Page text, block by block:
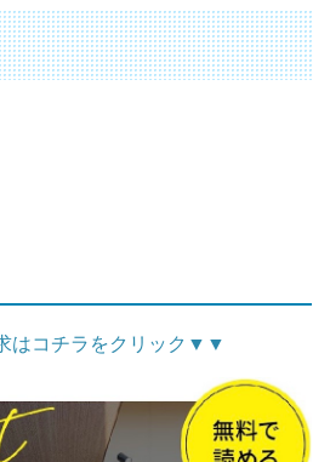
はコチラをクリック ▼ ▼